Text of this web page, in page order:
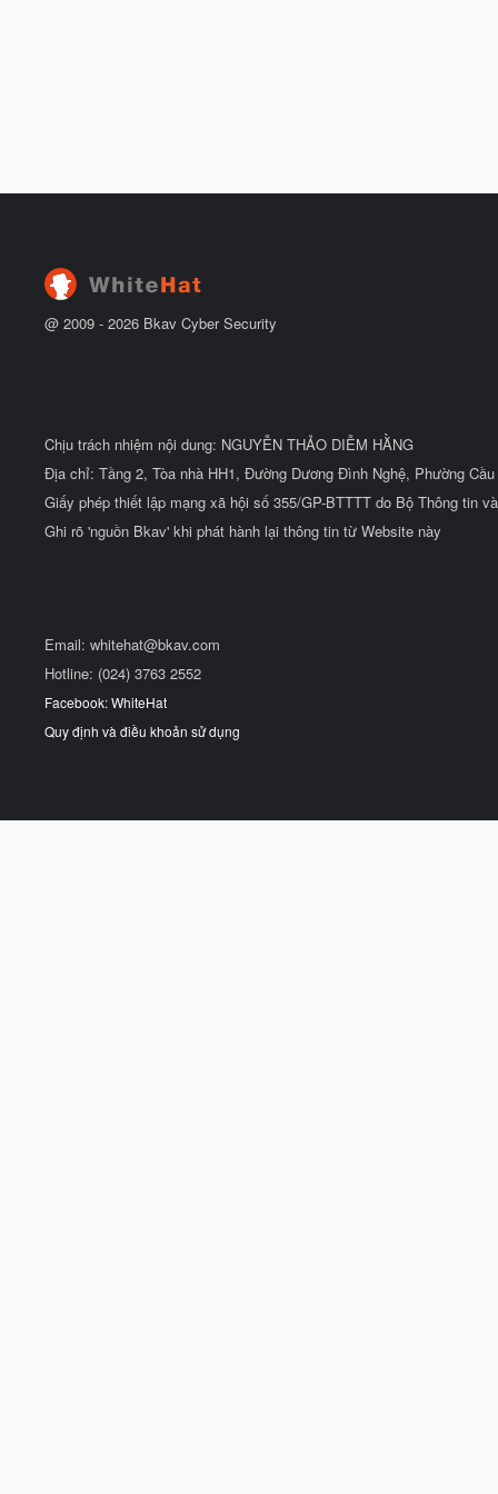
@ 2009 - 2026 Bkav Cyber Security
Chịu trách nhiệm nội dung: NGUYỄN THẢO DIỄM HẰNG
Địa chỉ: Tầng 2, Tòa nhà HH1, Đường Dương Đình Nghệ, Phường
Giấy phép thiết lập mạng xã hội số 355/GP-BTTTT do Bộ Thông tin
Ghi rõ 'nguồn Bkav' khi phát hành lại thông tin từ Website này
Email: whitehat@bkav.com
Hotline: (024) 3763 2552
Facebook: WhiteHat
Quy định và điều khoản sử dụng